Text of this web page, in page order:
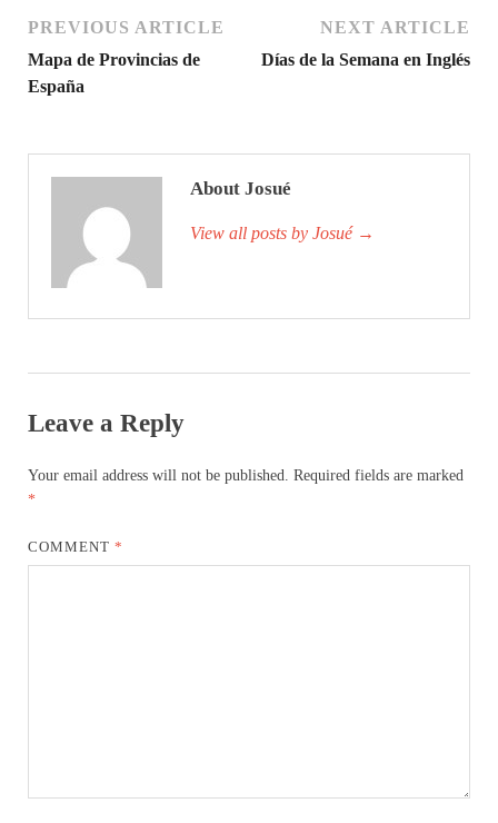
PREVIOUS ARTICLE
Mapa de Provincias de
España
NEXT ARTICLE
Días de la Semana en Inglés
About Josué
View all posts by Josué →
Leave a Reply
Your email address will not be published. Required fields are marked
*
COMMENT*